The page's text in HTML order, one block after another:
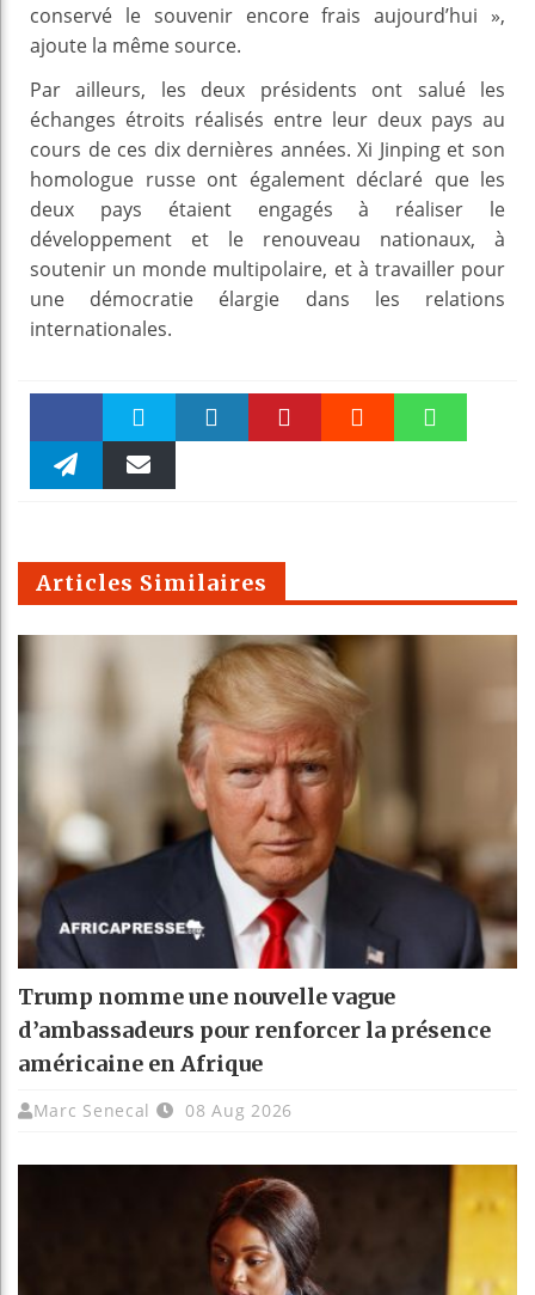
conservé le souvenir encore frais aujourd’hui »,
ajoute la même source.
Par ailleurs, les deux présidents ont salué les
échanges étroits réalisés entre leur deux pays au
cours de ces dix dernières années. Xi Jinping et son
homologue russe ont également déclaré que les
deux pays étaient engagés à réaliser le
développement et le renouveau nationaux, à
soutenir un monde multipolaire, et à travailler pour
une démocratie élargie dans les relations
internationales.
Faceboo Twitter
m
Articles Similaires
Trump nomme une nouvelle vague
d’ambassadeurs pour renforcer la présence
américaine en Afrique
Marc Senecal 08 Aug 2026